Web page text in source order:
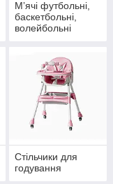
Мʼячі футбольні,
баскетбольні,
волейбольні
Стільчики для
годування